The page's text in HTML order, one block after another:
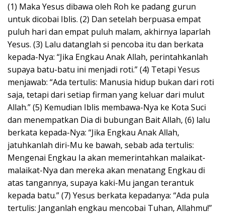
(1) Maka Yesus dibawa oleh Roh ke padang gurun
untuk dicobai Iblis. (2) Dan setelah berpuasa empat
puluh hari dan empat puluh malam, akhirnya laparlah
Yesus. (3) Lalu datanglah si pencoba itu dan berkata
kepada-Nya: “Jika Engkau Anak Allah, perintahkanlah
supaya batu-batu ini menjadi roti.” (4) Tetapi Yesus
menjawab: “Ada tertulis: Manusia hidup bukan dari roti
saja, tetapi dari setiap firman yang keluar dari mulut
Allah.” (5) Kemudian Iblis membawa-Nya ke Kota Suci
dan menempatkan Dia di bubungan Bait Allah, (6) lalu
berkata kepada-Nya: “Jika Engkau Anak Allah,
jatuhkanlah diri-Mu ke bawah, sebab ada tertulis:
Mengenai Engkau Ia akan memerintahkan malaikat-
malaikat-Nya dan mereka akan menatang Engkau di
atas tangannya, supaya kaki-Mu jangan terantuk
kepada batu.” (7) Yesus berkata kepadanya: “Ada pula
tertulis: Janganlah engkau mencobai Tuhan, Allahmu!”